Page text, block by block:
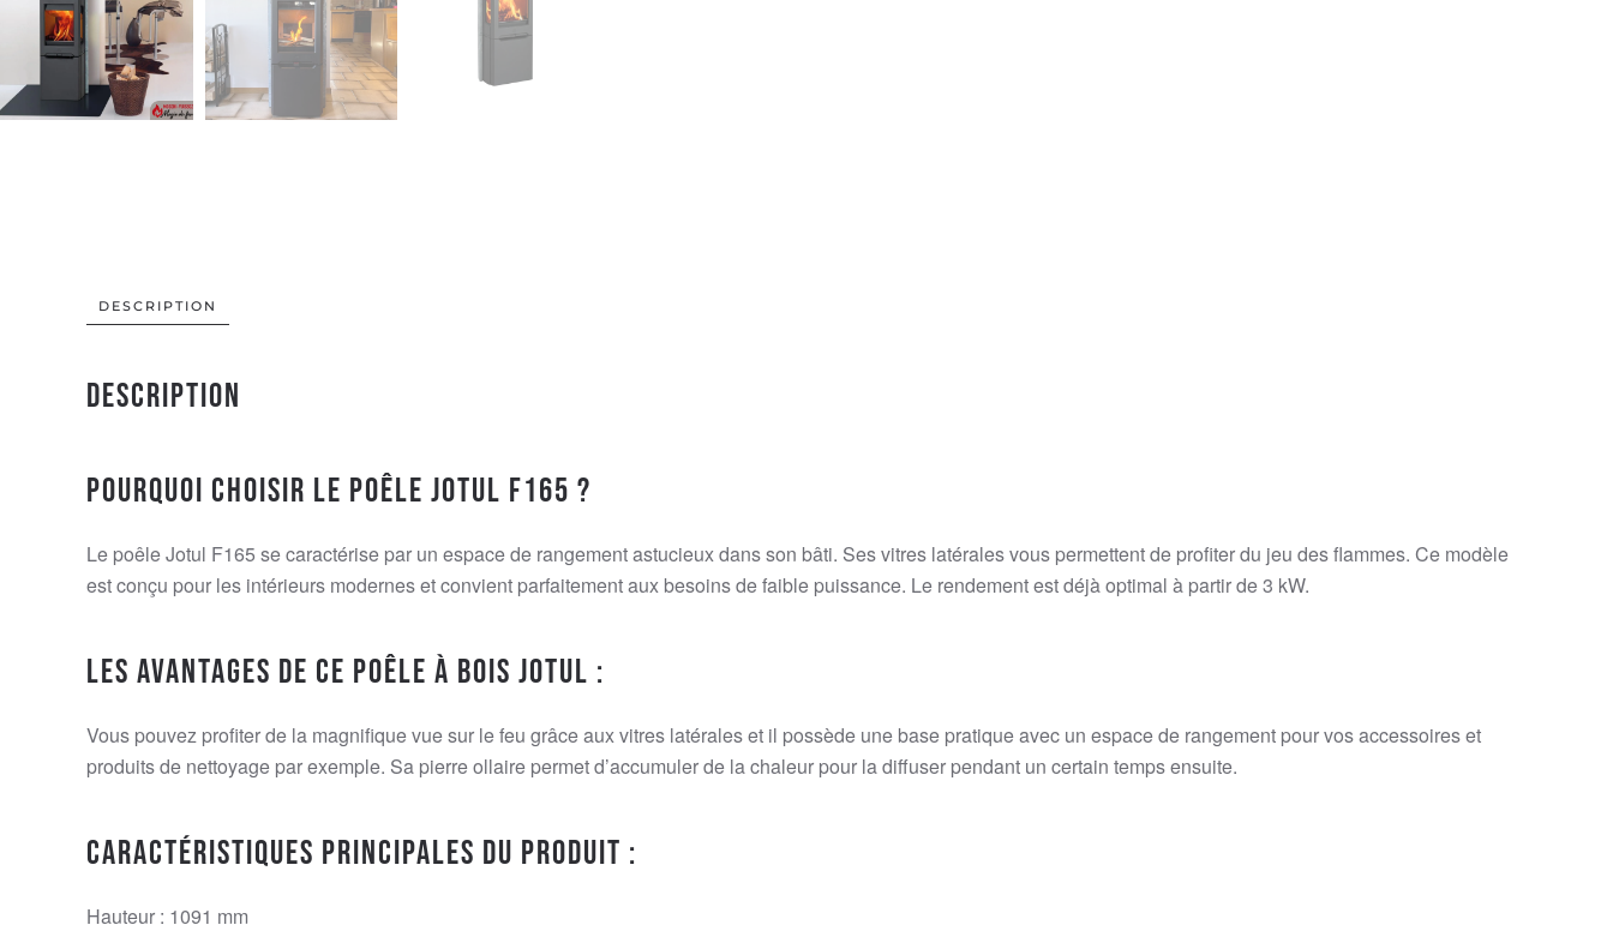
DESCRIPTION
Description
Pourquoi choisir le poêle Jotul f165 ?
Le poêle Jotul F165 se caractérise par un espace de rangement astucieux dans son bâti. Ses vitres latérales vous permettent de profiter du jeu des flammes. Ce modèle
est conçu pour les intérieurs modernes et convient parfaitement aux besoins de faible puissance. Le rendement est déjà optimal à partir de 3 kW.
Les avantages de ce poêle à bois Jotul :
Vous pouvez profiter de la magnifique vue sur le feu grâce aux vitres latérales et il possède une base pratique avec un espace de rangement pour vos accessoires et
produits de nettoyage par exemple. Sa pierre ollaire permet d’accumuler de la chaleur pour la diffuser pendant un certain temps ensuite.
Caractéristiques principales du produit :
Hauteur : 1091 mm